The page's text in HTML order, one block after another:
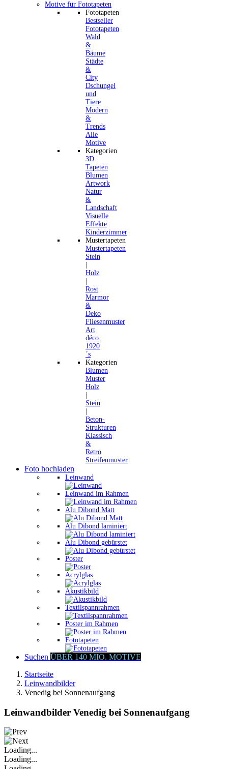
Motive für Fototapeten
Fototapeten
Bestseller
Fototapeten
Wald
&
Bäume
Städte
&
City
Dschungel
und
Tiere
Modern
&
Trends
Alle
Motive
Kategorien
3D
Tapeten
Blumen
Artwork
Natur
&
Landschaft
Visuelle
Effekte
Kinderzimmer
Mustertapeten
Mustertapeten
Stein
Holz
Rost
Marmor
&
Deko
Fliesenmuster
Art
déco
1920
´s
Kategorien
Blumen
Muster
Holz
Stein
Beton-
Strukturen
Klassisch
&
Retro
Streifenmuster
Foto hochladen
Leinwand
Leinwand im Rahmen
Alu Dibond Matt
Alu Dibond laminiert
Alu Dibond gebürstet
Poster
Acrylglas
Akustikbild
Textilspannrahmen
Poster im Rahmen
Fototapeten
Suchen ÜBER 140 MIO. MOTIVE
Startseite
Leinwandbilder
Venedig bei Sonnenaufgang
Leinwandbilder Venedig bei Sonnenaufgang
Loading...
Loading...